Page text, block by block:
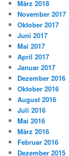
März 2018
November 2017
Oktober 2017
Juni 2017
Mai 2017
April 2017
Januar 2017
Dezember 2016
Oktober 2016
August 2016
Juli 2016
Mai 2016
März 2016
Februar 2016
Dezember 2015